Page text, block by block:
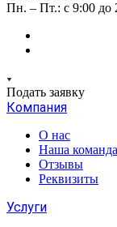
Пн. – Пт.: с 9:00 до
Подать заявку
Компания
О нас
Наша команда
Отзывы
Реквизиты
Услуги